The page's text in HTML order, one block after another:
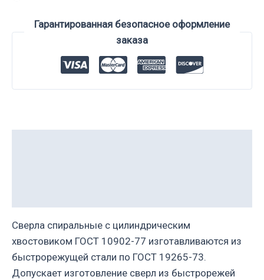
Гарантированная безопасное оформление
заказа
Сверла спиральные с цилиндрическим
хвостовиком ГОСТ 10902-77 изготавливаются из
быстрорежущей стали по ГОСТ 19265-73.
Допускает изготовление сверл из быстрорежей